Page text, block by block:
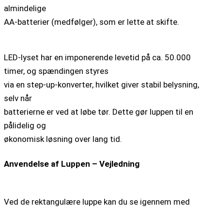
almindelige
AA-batterier (medfølger), som er lette at skifte.
LED-lyset har en imponerende levetid på ca. 50.000
timer, og spændingen styres
via en step-up-konverter, hvilket giver stabil belysning,
selv når
batterierne er ved at løbe tør. Dette gør luppen til en
pålidelig og
økonomisk løsning over lang tid.
Anvendelse af Luppen – Vejledning
Ved de rektangulære luppe kan du se igennem med